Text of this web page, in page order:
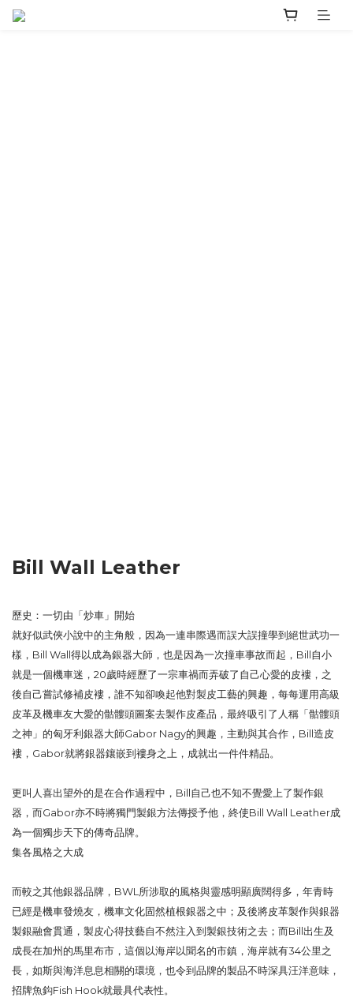
Bill Wall Leather
歷史：一切由「炒車」開始
就好似武俠小說中的主角般，因為一連串際遇而誤大誤撞學到絕世武功一
樣，Bill Wall得以成為銀器大師，也是因為一次撞車事故而起，Bill自小
就是一個機車迷，20歲時經歷了一宗車禍而弄破了自己心愛的皮褸，之
後自己嘗試修補皮褸，誰不知卻喚起他對製皮工藝的興趣，每每運用高級
皮革及機車友大愛的骷髏頭圖案去製作皮產品，最終吸引了人稱「骷髏頭
之神」的匈牙利銀器大師Gabor Nagy的興趣，主動與其合作，Bill造皮
褸，Gabor就將銀器鑲嵌到褸身之上，成就出一件件精品。
更叫人喜出望外的是在合作過程中，Bill自己也不知不覺愛上了製作銀
器，而Gabor亦不時將獨門製銀方法傳授予他，終使Bill Wall Leather成
為一個獨步天下的傳奇品牌。
集各風格之大成
而較之其他銀器品牌，BWL所涉取的風格與靈感明顯廣闊得多，年青時
已經是機車發燒友，機車文化固然植根銀器之中；及後將皮革製作與銀器
製銀融會貫通，製皮心得技藝自不然注入到製銀技術之去；而Bill出生及
成長在加州的馬里布市，這個以海岸以聞名的市鎮，海岸就有34公里之
長，如斯與海洋息息相關的環境，也令到品牌的製品不時深具汪洋意味，
招牌魚鈎Fish Hook就最具代表性。